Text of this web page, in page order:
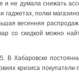
и не думала снижать
гаджетах, полки
весенняя
со скидкой можно
Хабаровске
кризиса